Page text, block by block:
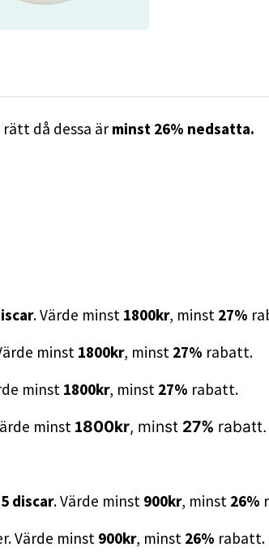
rätt då dessa ärminst 26% nedsatta.
. Värde minst 1800kr, minst 27%
minst 1800kr, minst 27% rabatt.
minst 1800kr, minst 27% rabatt.
minst 1800kr, minst 27% rabatt.
5 discar. Värde minst 900kr, minst 26%
Värde minst 900kr, minst 26% rabatt.